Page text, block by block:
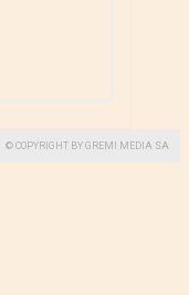
© COPYRIGHT BY GREMI MEDIA SA